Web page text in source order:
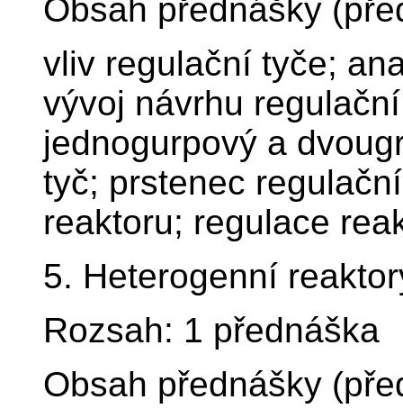
Obsah přednášky
vliv regulační tyče;
vývoj návrhu
jednogurpový a
tyč; prstenec
reaktoru; regulace
5. Heterogenní
Rozsah: 1 přednáška
Obsah přednášky